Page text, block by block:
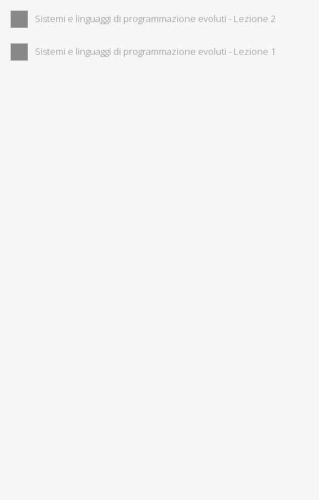
Sistemi e linguaggi di programmazione evoluti - Lezione 2
Sistemi e linguaggi di programmazione evoluti - Lezione 1